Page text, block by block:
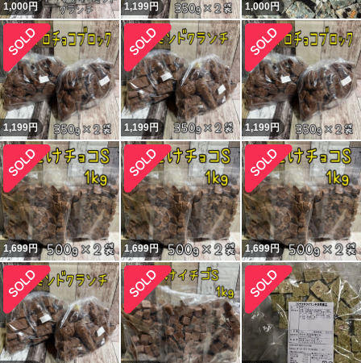
1,000円 1,199円 1,000円
1,199円 1,199円 1,199円
1,699円 1,699円 1,699円